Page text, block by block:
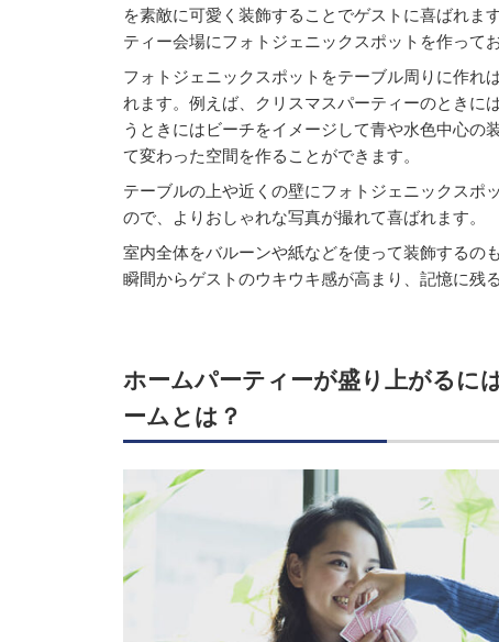
を素敵に可愛く装飾することでゲストに喜ばれま
ティー会場にフォトジェニックスポットを作って
フォトジェニックスポットをテーブル周りに作れ
れます。例えば、クリスマスパーティーのときに
うときにはビーチをイメージして青や水色中心の
て変わった空間を作ることができます。
テーブルの上や近くの壁にフォトジェニックスポ
ので、よりおしゃれな写真が撮れて喜ばれます。
室内全体をバルーンや紙などを使って装飾するの
瞬間からゲストのウキウキ感が高まり、記憶に残
ホームパーティーが盛り上がるに
ームとは？